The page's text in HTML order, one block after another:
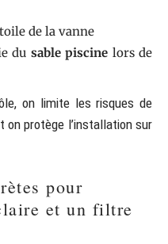
de la vanne
du sable piscine lors de
on limite les risques de
on protège l’installation sur
pour
et un filtre